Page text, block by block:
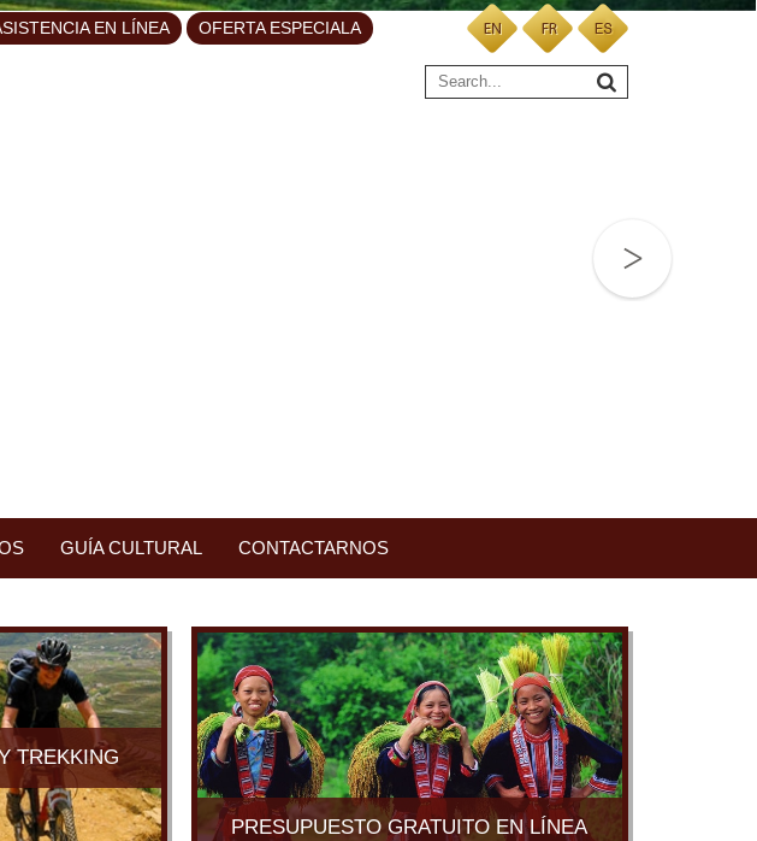
EN LÍNEA OFERTA ESPECIALA
GUÍA CULTURAL CONTACTARNOS
TREKKING
PRESUPUESTO GRATUITO EN LÍNEA